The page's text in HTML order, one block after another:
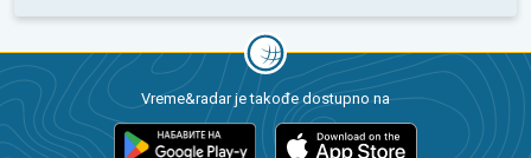
Vreme&radar je takođe dostupno na